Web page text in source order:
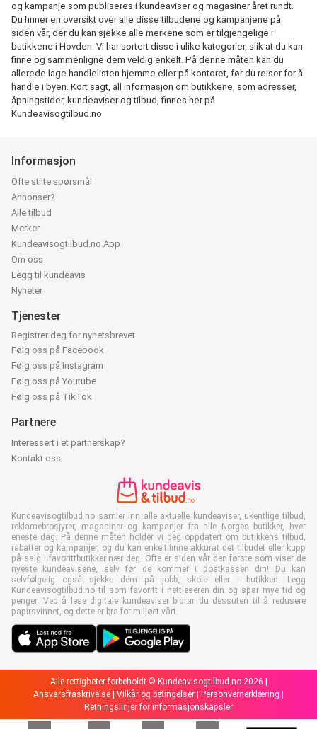
og kampanje som publiseres i kundeaviser og magasiner året rundt.
Du finner en oversikt over alle disse tilbudene og kampanjene på
siden vår, der du kan sjekke alle merkene som er tilgjengelige i
butikkene i Hovden. Vi har sortert disse i ulike kategorier, slik at du kan
finne og sammenligne dem veldig enkelt. På denne måten kan du
allerede lage handlelisten hjemme eller på kontoret, før du reiser for å
handle i byen. Kort sagt, all informasjon om butikkene, som adresser,
åpningstider, kundeaviser og tilbud, finnes her på
Kundeavisogtilbud.no
Informasjon
Ofte stilte spørsmål
Annonser?
Alle tilbud
Merker
Kundeavisogtilbud.no App
Om oss
Legg til kundeavis
Nyheter
Tjenester
Registrer deg for nyhetsbrevet
Følg oss på Facebook
Følg oss på Instagram
Følg oss på Youtube
Følg oss på TikTok
Partnere
Interessert i et partnerskap?
Kontakt oss
Kundeavisogtilbud.no samler inn alle aktuelle kundeaviser, ukentlige tilbud,
reklamebrosjyrer, magasiner og kampanjer fra alle Norges butikker, hver
eneste dag. På denne måten holder vi deg oppdatert om butikkens tilbud,
rabatter og kampanjer, og du kan enkelt finne akkurat det tilbudet eller kupp
på salg i favorittbutikker nær deg. Ofte er siden vår den første som viser de
nyeste kundeavisene, selv før de kommer i postkassen din! Du kan
selvfølgelig også sjekke dem på jobb, skole eller i butikken. Legg
Kundeavisogtilbud.no til som favoritt i nettleseren din og spar mye tid og
penger. Ved å lese digitale kundeaviser bidrar du dessuten til å redusere
papirsvinnet, og dette er bra for miljøet vårt.
Alle rettigheter forbeholdt © Kundeavisogtilbud.no 2026 |
Ansvarsfraskrivelse
Vilkår og betingelser Personvernerklæring
Retningslinjer for informasjonskapsler